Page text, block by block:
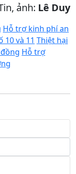
ảnh: Lê Duy
Hỗ trợ kinh phí an
10 và 11 Thiệt hại
Hỗ trợ